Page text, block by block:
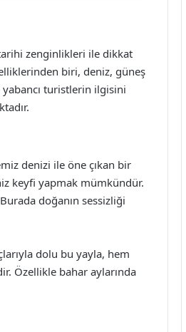
zenginlikleri ile dikkat
biri, deniz, güneş
turistlerin ilgisini
denizi ile öne çıkan bir
keyfi yapmak mümkündür.
doğanın sessizliği
dolu bu yayla, hem
Özellikle bahar aylarında